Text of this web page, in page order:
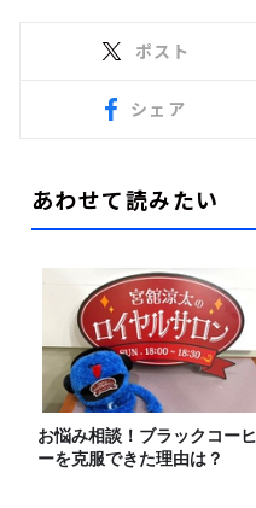
ポスト
シェア
あわせて読みたい
お悩み相談！ブラックコーヒ
ーを克服できた理由は？